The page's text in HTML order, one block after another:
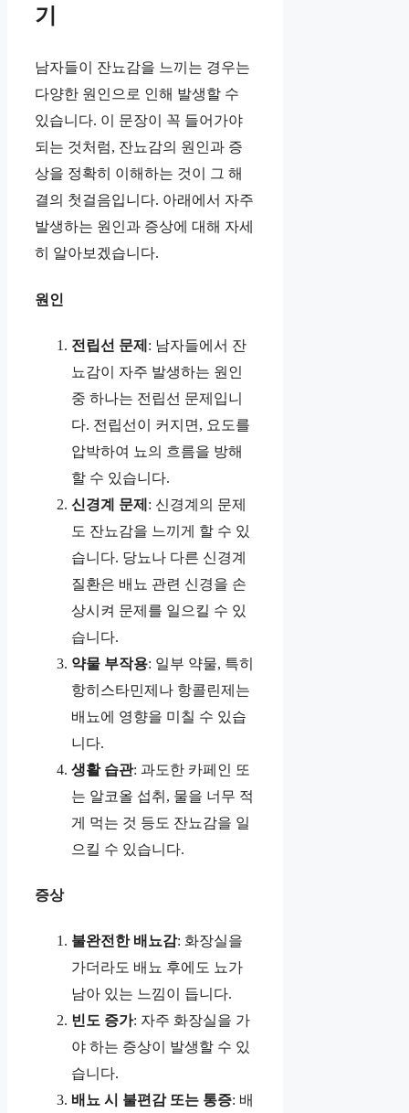
기
남자들이 잔뇨감을 느끼는 경우는
다양한 원인으로 인해 발생할 수
있습니다. 이 문장이 꼭 들어가야
되는 것처럼, 잔뇨감의 원인과 증
상을 정확히 이해하는 것이 그 해
결의 첫걸음입니다. 아래에서 자주
발생하는 원인과 증상에 대해 자세
히 알아보겠습니다.
원인
전립선 문제 : 남자들에서 잔
뇨감이 자주 발생하는 원인
중 하나는 전립선 문제입니
다. 전립선이 커지면, 요도를
압박하여 뇨의 흐름을 방해
할 수 있습니다.
신경계 문제 : 신경계의 문제
도 잔뇨감을 느끼게 할 수 있
습니다. 당뇨나 다른 신경계
질환은 배뇨 관련 신경을 손
상시켜 문제를 일으킬 수 있
습니다.
약물 부작용: 일부 약물, 특히
항히스타민제나 항콜린제는
배뇨에 영향을 미칠 수 있습
니다.
생활 습관: 과도한 카페인 또
는 알코올 섭취, 물을 너무 적
게 먹는 것 등도 잔뇨감을 일
으킬 수 있습니다.
증상
불완전한 배뇨감: 화장실을
가더라도 배뇨 후에도 뇨가
남아 있는 느낌이 듭니다.
빈도 증가: 자주 화장실을 가
야 하는 증상이 발생할 수 있
습니다.
배뇨 시 불편감 또는 통증: 배